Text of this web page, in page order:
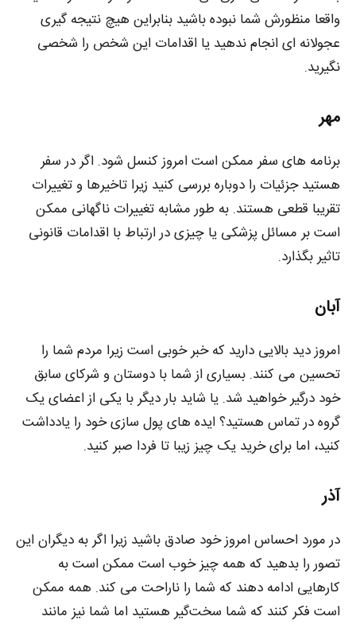
واقعا منظورش شما نبوده باشید بنابراین هیچ نتیجه گیری
عجولانه ای انجام ندهید یا اقدامات این شخص را شخصی
نگیرید.
مهر
برنامه های سفر ممکن است امروز کنسل شود. اگر در سفر
هستید جزئیات را دوباره بررسی کنید زیرا تاخیرها و تغییرات
تقریبا قطعی هستند. به طور مشابه تغییرات ناگهانی ممکن
است بر مسائل پزشکی یا چیزی در ارتباط با اقدامات قانونی
تاثیر بگذارد.
آبان
امروز دید بالایی دارید که خبر خوبی است زیرا مردم شما را
تحسین می کنند. بسیاری از شما با دوستان و شرکای سابق
خود درگیر خواهید شد. یا شاید بار دیگر با یکی از اعضای یک
گروه در تماس هستید؟ ایده های پول سازی خود را یادداشت
کنید، اما برای خرید یک چیز زیبا تا فردا صبر کنید.
آذر
در مورد احساس امروز خود صادق باشید زیرا اگر به دیگران این
تصور را بدهید که همه چیز خوب است ممکن است به
کارهایی ادامه دهند که شما را ناراحت می کند. همه ممکن
است فکر کنند که شما سخت‌گیر هستید اما شما نیز مانند